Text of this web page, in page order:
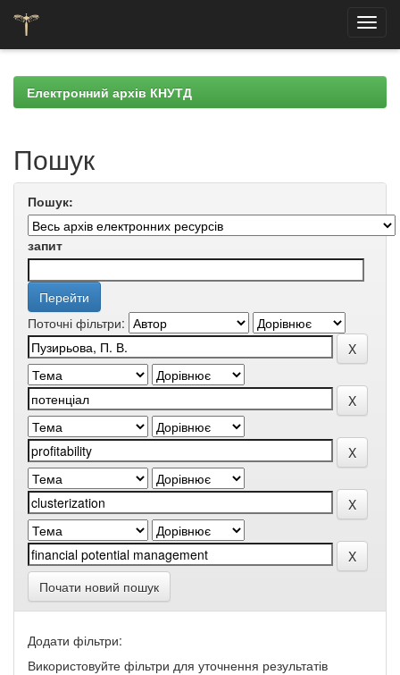
navigationЕлектронний архів КНУТД
Пошук
Пошук:
запит
Поточні фільтри:
Почати новий пошук
Додати фільтри:
Використовуйте фільтри для уточнення результатів